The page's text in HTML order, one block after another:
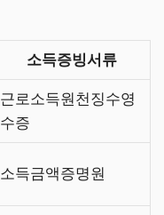
소득증빙서류
근로소득원천징수영
수증
소득금액증명원